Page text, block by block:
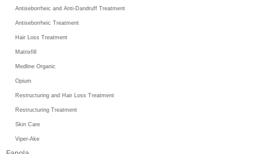
Antiseborrheic and Anti-Dandruff Treatment
Antiseborrheic Treatment
Hair Loss Treatment
Matrixfill
Medline Organic
Opium
Restructuring and Hair Loss Treatment
Restructuring Treatment
Skin Care
Viper-Ake